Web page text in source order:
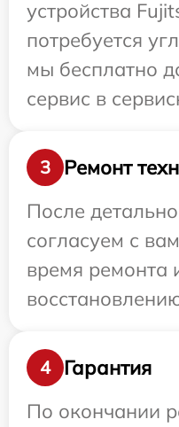
устройства
потребуется
мы бесплатно
сервис в
3
Ремонт
После
согласуем с
время ремонта
4
Гарантия
По окончании